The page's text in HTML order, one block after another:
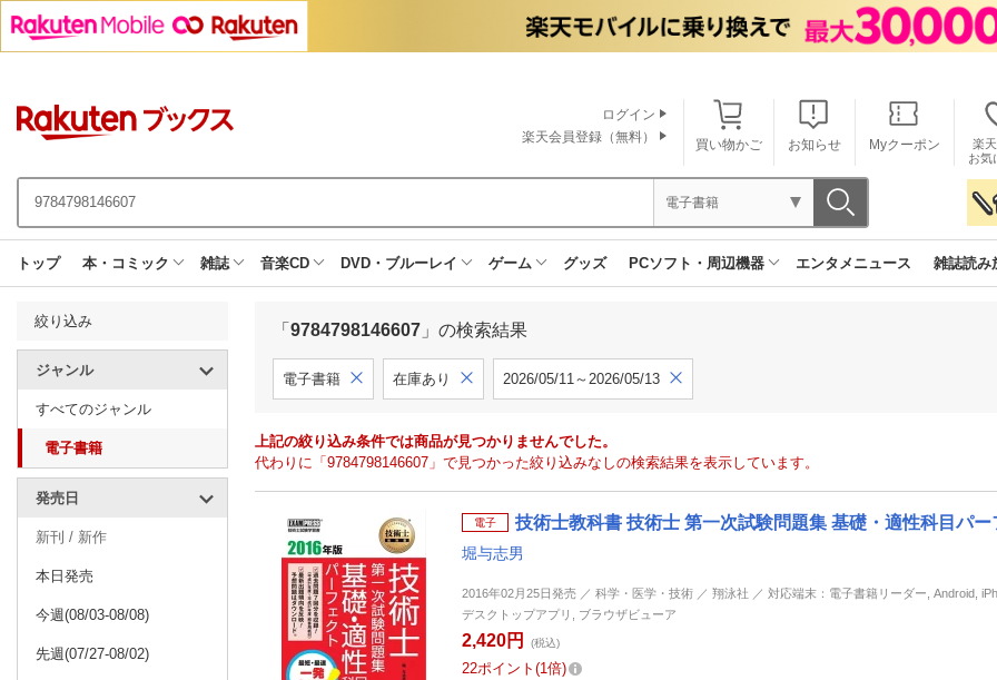
買い物かご お知らせ Myクーポン
楽
お気
ログイン
楽天会員登録（無料）
電子書籍
トップ 本・コミック 雑誌 音楽CD DVD・ブルーレイ ゲーム グッズ PCソフト・周辺機器 エンタメニュース 雑誌読み
絞り込み
ジャンル
すべてのジャンル
電子書籍
発売日
新刊 / 新作
本日発売
今週(08/03-08/08)
先週(07/27-08/02)
「 9784798146607 」の検索結果
電子書籍 在庫あり 2026/05/11～2026/05/13
上記の絞り込み条件では商品が見つかりませんでした。
代わりに「9784798146607」で見つかった絞り込みなしの検索結果を表示しています。
電子 技術士教科書 技術士 第一次試験問題集 基礎・適性科目パ
堀与志男
2016年02月25日発売 ／ 科学・医学・技術 ／ 翔泳社 ／ 対応端末：電子書籍リーダー, Android,
デスクトップアプリ, ブラウザビューア
2,420円 (税込)
22ポイント 1倍